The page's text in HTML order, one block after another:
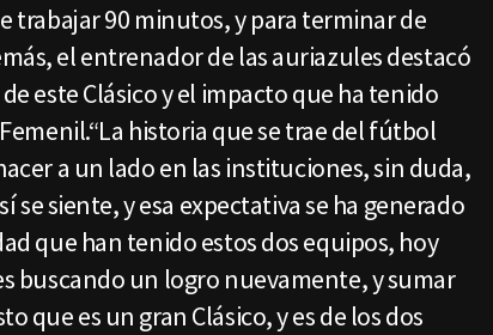
trabajar 90 minutos, y para terminar de
el entrenador de las auriazules destacó
este Clásico y el impacto que ha tenido
historia que se trae del fútbol
a un lado en las instituciones, sin duda,
se siente, y esa expectativa se ha generado
que han tenido estos dos equipos, hoy
buscando un logro nuevamente, y sumar
que es un gran Clásico, y es de los dos